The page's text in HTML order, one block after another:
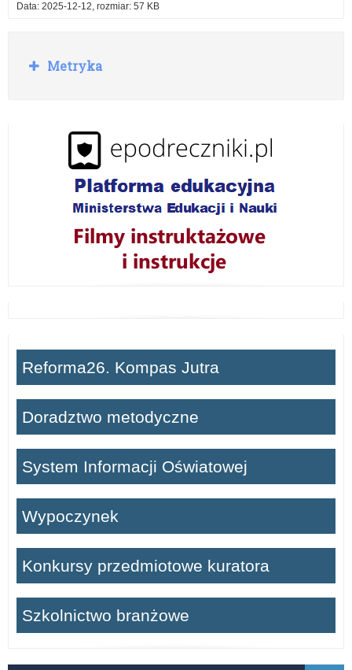
Data: 2025-12-12, rozmiar: 57 KB
R
o
Metryka
Reforma26. Kompas Jutra
Doradztwo metodyczne
System Informacji Oświatowej
Wypoczynek
Konkursy przedmiotowe kuratora
Szkolnictwo branżowe